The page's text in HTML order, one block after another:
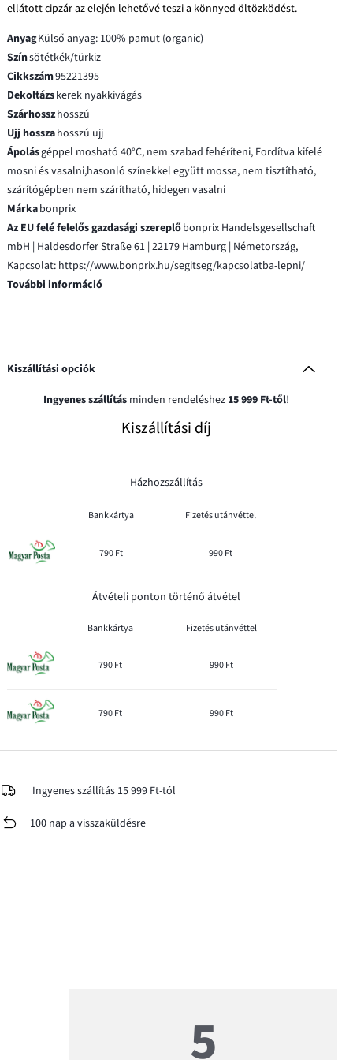
ellátott cipzár az elején lehetővé teszi a könnyed öltözködést.
AnyagKülső anyag: 100% pamut (organic)
Színsötétkék/türkiz
Cikkszám95221395
Dekoltázskerek nyakkivágás
Szárhosszhosszú
Ujj hosszahosszú ujj
Ápolásgéppel mosható 40°C, nem szabad fehéríteni, Fordítva kifelé
mosni és vasalni,hasonló színekkel együtt mossa, nem tisztítható,
szárítógépben nem szárítható, hidegen vasalni
Márkabonprix
Az EU felé felelős gazdasági szereplőbonprix Handelsgesellschaft
mbH | Haldesdorfer Straße 61 | 22179 Hamburg | Németország,
Kapcsolat: https://www.bonprix.hu/segitseg/kapcsolatba-lepni/
További információ
Kiszállítási opciók
Ingyenes szállításminden rendeléshez 15 999 Ft-től!
Kiszállítási díj
Házhozszállítás
Bankkártya Fizetés utánvéttel
790 Ft 990 Ft
Átvételi ponton történő átvétel
Bankkártya Fizetés utánvéttel
790 Ft 990 Ft
790 Ft 990 Ft
Ingyenes szállítás 15 999 Ft-tól
100 nap a visszaküldésre
5